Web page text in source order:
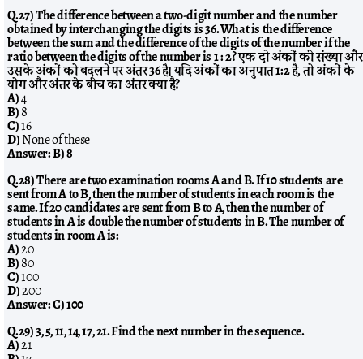
Q.27) The difference between a two-digit number and the number
obtained by interchanging the digits is 36. What is the difference
between the sum and the difference of the digits of the number if the
ratio between the digits of the number is 1 : 2? एक दो अंकों की संख्या और
उसके अंकों को बदलने पर अंतर 36 है। यदि अंकों का अनुपात 1:2 है, तो अंकों के
योग और अंतर के बीच का अंतर क्या है?
A)4
B)8
C)16
D)None of these
Answer:B) 8
Q.28) There are two examination rooms A and B. If 10 students are
sent from A to B, then the number of students in each room is the
same. If 20 candidates are sent from B to A, then the number of
students in A is double the number of students in B. The number of
students in room A is:
A)20
B)80
C)100
D)200
Answer:C) 100
Q.29) 3, 5, 11, 14, 17, 21. Find the next number in the sequence.
A)21